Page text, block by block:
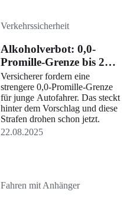
Verkehrssicherheit
Alkoholverbot: 0,0-
Promille-Grenze bis 25
gefordert
Versicherer fordern eine
strengere 0,0-Promille-Grenze
für junge Autofahrer. Das steckt
hinter dem Vorschlag und diese
Strafen drohen schon jetzt.
22.08.2025
Fahren mit Anhänger